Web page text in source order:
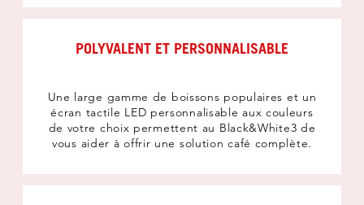
POLYVALENT ET PERSONNALISABLE
Une large gamme de boissons populaires et un
écran tactile LED personnalisable aux couleurs
de votre choix permettent au Black&White3 de
vous aider à offrir une solution café complète.